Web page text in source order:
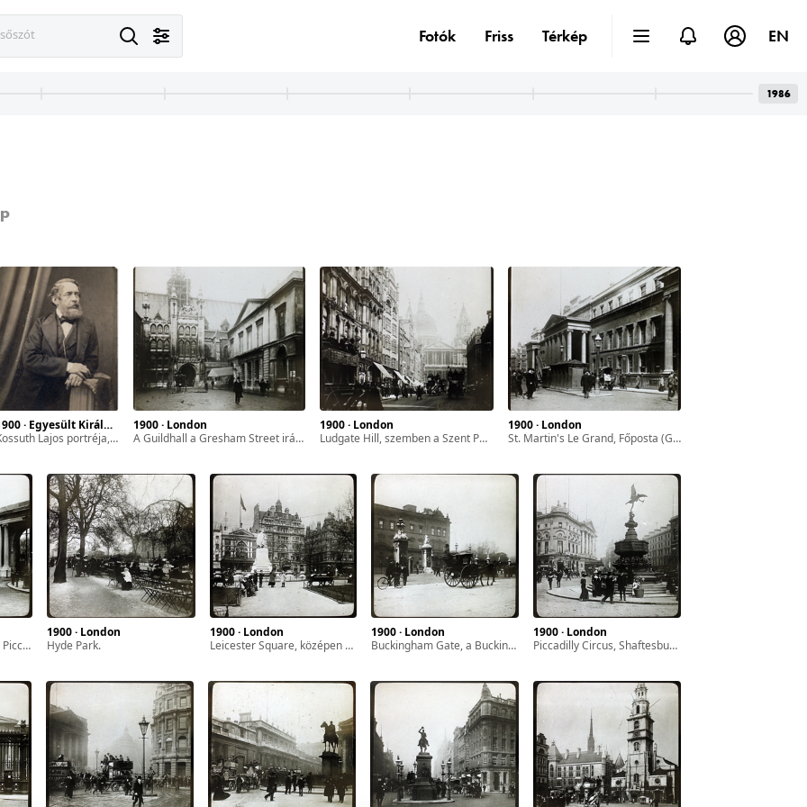
1900 · Egyesült Királyság
Kossuth Lajos portréja, a felvétel 1855 körül készült.
1900 · London
a Guildhall a Gresham Street irányából nézve.
1900 · London
Ludgate Hill, szemben a Szent Pál-székesegyház.
1900 · London
St. Martin's Le Grand, Főposta (General Post Office).
1900 · London
Hyde Park.
1900 · London
Leicester Square, középen a Shakespeare szobor és szökőkút, ettől balra az Empire Színház (később Empire mozi).
1900 · London
Buckingham Gate, a Buckingham Palota oldalkapuja.
1900 · London
Piccadilly Circus, Shaftesbury Memorial Fountain, háttérben a Coventry Street.
Fotók Friss Térkép EN
1986